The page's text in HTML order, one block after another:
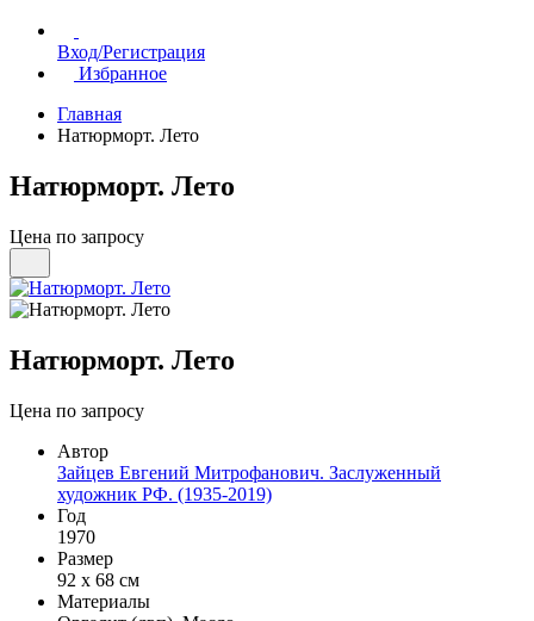
Вход/Регистрация
Избранное
Главная
Натюрморт. Лето
Натюрморт. Лето
Цена по запросу
Натюрморт. Лето
Цена по запросу
Автор
Зайцев Евгений Митрофанович. Заслуженный
художник РФ. (1935-2019)
Год
1970
Размер
92 х 68 см
Материалы